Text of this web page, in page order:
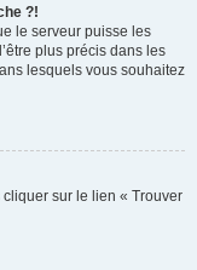
?!
le serveur puisse les
plus précis dans les
lesquels vous souhaitez
sur le lien « Trouver